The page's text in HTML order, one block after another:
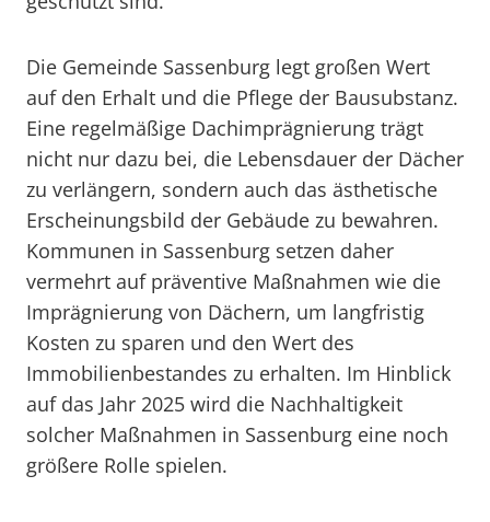
Die Gemeinde Sassenburg legt großen Wert
auf den Erhalt und die Pflege der Bausubstanz.
Eine regelmäßige Dachimprägnierung trägt
nicht nur dazu bei, die Lebensdauer der Dächer
zu verlängern, sondern auch das ästhetische
Erscheinungsbild der Gebäude zu bewahren.
Kommunen in Sassenburg setzen daher
vermehrt auf präventive Maßnahmen wie die
Imprägnierung von Dächern, um langfristig
Kosten zu sparen und den Wert des
Immobilienbestandes zu erhalten. Im Hinblick
auf das Jahr 2025 wird die Nachhaltigkeit
solcher Maßnahmen in Sassenburg eine noch
größere Rolle spielen.